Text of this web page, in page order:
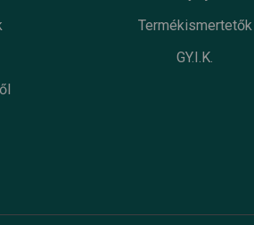
Termékismertetők
GY.I.K.